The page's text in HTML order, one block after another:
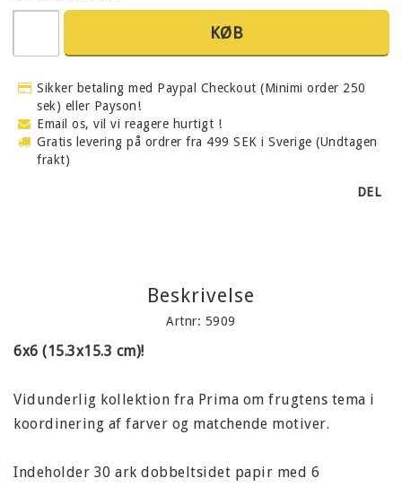
KØB
Sikker betaling med Paypal Checkout (Minimi order 250
sek) eller Payson!
Email os, vil vi reagere hurtigt !
Gratis levering på ordrer fra 499 SEK i Sverige (Undtagen
frakt)
DEL
Beskrivelse
Artnr: 5909
6x6 (15.3x15.3 cm)!
Vidunderlig kollektion fra Prima om frugtens tema i
koordinering af farver og matchende motiver.
Indeholder 30 ark dobbeltsidet papir med 6